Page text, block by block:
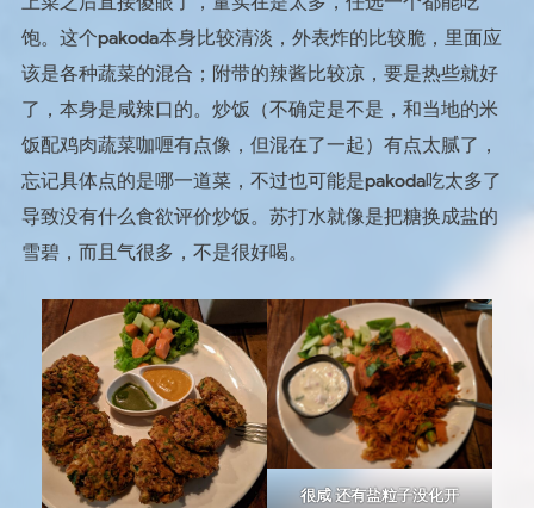
饱。这个pakoda本身比较清淡，外表炸的比较脆，里面应
该是各种蔬菜的混合；附带的辣酱比较凉，要是热些就好
了，本身是咸辣口的。炒饭（不确定是不是，和当地的米
饭配鸡肉蔬菜咖喱有点像，但混在了一起）有点太腻了，
忘记具体点的是哪一道菜，不过也可能是pakoda吃太多了
导致没有什么食欲评价炒饭。苏打水就像是把糖换成盐的
雪碧，而且气很多，不是很好喝。
很咸 还有盐粒子没化开